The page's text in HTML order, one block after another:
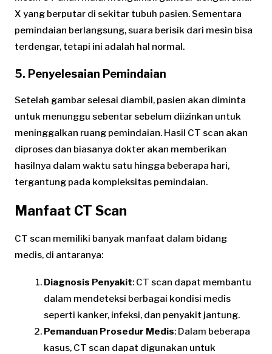
X yang berputar di sekitar tubuh pasien. Sementara
pemindaian berlangsung, suara berisik dari mesin bisa
terdengar, tetapi ini adalah hal normal.
5. Penyelesaian Pemindaian
Setelah gambar selesai diambil, pasien akan diminta
untuk menunggu sebentar sebelum diizinkan untuk
meninggalkan ruang pemindaian. Hasil CT scan akan
diproses dan biasanya dokter akan memberikan
hasilnya dalam waktu satu hingga beberapa hari,
tergantung pada kompleksitas pemindaian.
Manfaat CT Scan
CT scan memiliki banyak manfaat dalam bidang
medis, di antaranya:
Diagnosis Penyakit: CT scan dapat membantu
dalam mendeteksi berbagai kondisi medis
seperti kanker, infeksi, dan penyakit jantung.
Pemanduan Prosedur Medis: Dalam beberapa
kasus, CT scan dapat digunakan untuk